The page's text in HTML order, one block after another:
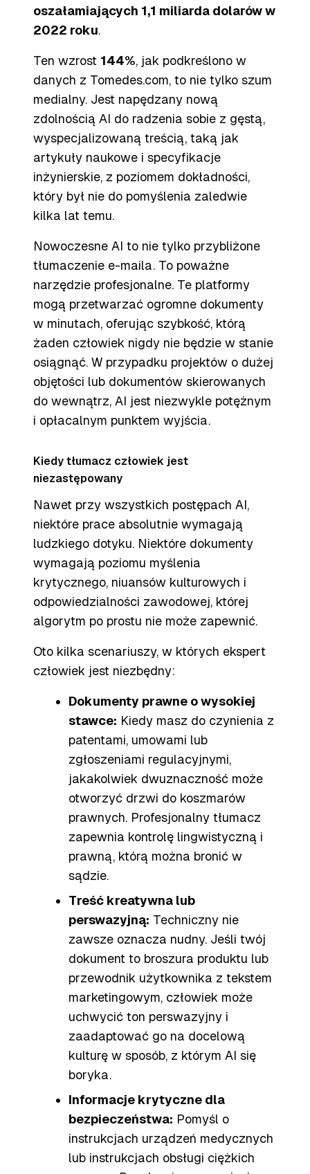
oszałamiających 1,1 miliarda dolarów w
2022 roku.
Ten wzrost 144%, jak podkreślono w
danych z Tomedes.com, to nie tylko szum
medialny. Jest napędzany nową
zdolnością AI do radzenia sobie z gęstą,
wyspecjalizowaną treścią, taką jak
artykuły naukowe i specyfikacje
inżynierskie, z poziomem dokładności,
który był nie do pomyślenia zaledwie
kilka lat temu.
Nowoczesne AI to nie tylko przybliżone
tłumaczenie e-maila. To poważne
narzędzie profesjonalne. Te platformy
mogą przetwarzać ogromne dokumenty
w minutach, oferując szybkość, którą
żaden człowiek nigdy nie będzie w stanie
osiągnąć. W przypadku projektów o dużej
objętości lub dokumentów skierowanych
do wewnątrz, AI jest niezwykle potężnym
i opłacalnym punktem wyjścia.
Kiedy tłumacz człowiek jest
niezastępowany
Nawet przy wszystkich postępach AI,
niektóre prace absolutnie wymagają
ludzkiego dotyku. Niektóre dokumenty
wymagają poziomu myślenia
krytycznego, niuansów kulturowych i
odpowiedzialności zawodowej, której
algorytm po prostu nie może zapewnić.
Oto kilka scenariuszy, w których ekspert
człowiek jest niezbędny:
Dokumenty prawne o wysokiej
stawce: Kiedy masz do czynienia z
patentami, umowami lub
zgłoszeniami regulacyjnymi,
jakakolwiek dwuznaczność może
otworzyć drzwi do koszmarów
prawnych. Profesjonalny tłumacz
zapewnia kontrolę lingwistyczną i
prawną, którą można bronić w
sądzie.
Treść kreatywna lub
perswazyjną: Techniczny nie
zawsze oznacza nudny. Jeśli twój
dokument to broszura produktu lub
przewodnik użytkownika z tekstem
marketingowym, człowiek może
uchwycić ton perswazyjny i
zaadaptować go na docelową
kulturę w sposób, z którym AI się
boryka.
Informacje krytyczne dla
bezpieczeństwa: Pomyśl o
instrukcjach urządzeń medycznych
lub instrukcjach obsługi ciężkich